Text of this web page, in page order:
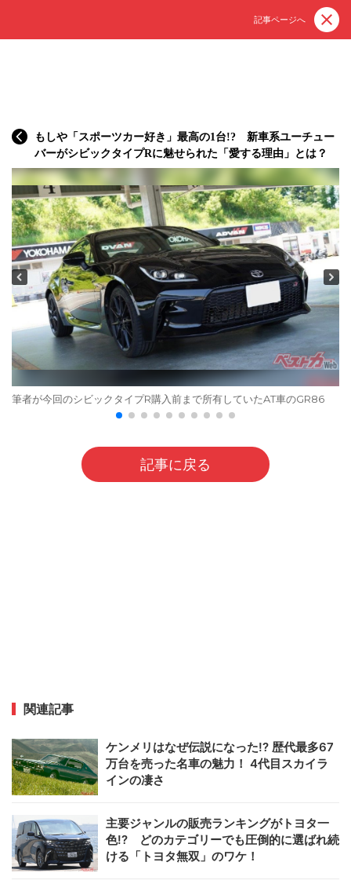
記事ページへ
もしや「スポーツカー好き」最高の1台!? 新車系ユーチュー
バーがシビックタイプRに魅せられた「愛する理由」とは？
筆者が今回のシビックタイプR購入前まで所有していたAT車のGR86
記事に戻る
関連記事
ケンメリはなぜ伝説になった!? 歴代最多67
万台を売った名車の魅力！ 4代目スカイラ
インの凄さ
主要ジャンルの販売ランキングがトヨタ一
色!? どのカテゴリーでも圧倒的に選ばれ続
ける「トヨタ無双」のワケ！